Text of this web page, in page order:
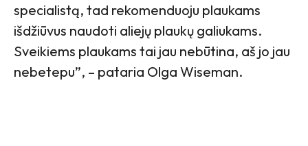
specialistą, tad rekomenduoju plaukams
išdžiūvus naudoti aliejų plaukų galiukams.
Sveikiems plaukams tai jau nebūtina, aš jo jau
nebetepu”, – pataria Olga Wiseman.